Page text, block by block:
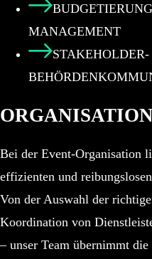
MANAGEMENT
Bei der Event-Organisation
effizienten und
Von der Auswahl der
Koordination von
– unser Team übernimmt